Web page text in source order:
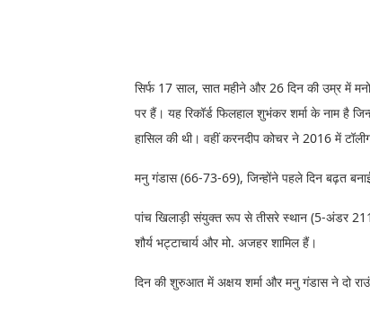
सिर्फ 17 साल, सात महीने और 26 दिन की उम्र में
पर हैं। यह रिकॉर्ड फिलहाल शुभंकर शर्मा के नाम है
हासिल की थी। वहीं करनदीप कोचर ने 2016 में
मनु गंडास (66-73-69), जिन्होंने पहले दिन बढ़त
पांच खिलाड़ी संयुक्त रूप से तीसरे स्थान (5-अंडर
शौर्य भट्टाचार्य और मो. अजहर शामिल हैं।
दिन की शुरुआत में अक्षय शर्मा और मनु गंडास ने दो